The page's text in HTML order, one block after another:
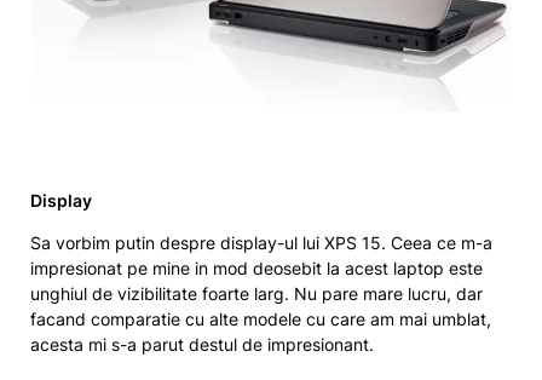
Display
Sa vorbim putin despre display-ul lui XPS 15. Ceea ce m-a
impresionat pe mine in mod deosebit la acest laptop este
unghiul de vizibilitate foarte larg. Nu pare mare lucru, dar
facand comparatie cu alte modele cu care am mai umblat,
acesta mi s-a parut destul de impresionant.